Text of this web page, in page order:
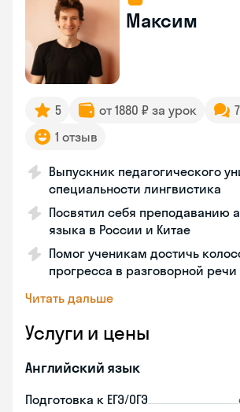
Максим
5 от 1880 ₽ за урок
1 отзыв
Выпускник педагогического
специальности лингвистика
Посвятил себя преподаванию
языка в России и Китае
Помог ученикам достичь
прогресса в разговорной речи
Читать дальше
Услуги и цены
Английский язык
Подготовка к ЕГЭ/ОГЭ